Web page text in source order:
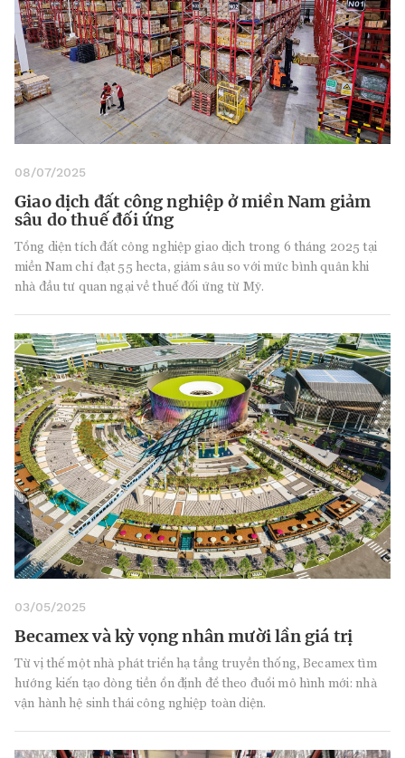
08/07/2025
Giao dịch đất công nghiệp ở miền Nam giảm
sâu do thuế đối ứng
Tổng diện tích đất công nghiệp giao dịch trong 6 tháng 2025 tại
miền Nam chỉ đạt 55 hecta, giảm sâu so với mức bình quân khi
nhà đầu tư quan ngại về thuế đối ứng từ Mỹ.
03/05/2025
Becamex và kỳ vọng nhân mười lần giá trị
Từ vị thế một nhà phát triển hạ tầng truyền thống, Becamex tìm
hướng kiến tạo dòng tiền ổn định để theo đuổi mô hình mới: nhà
vận hành hệ sinh thái công nghiệp toàn diện.